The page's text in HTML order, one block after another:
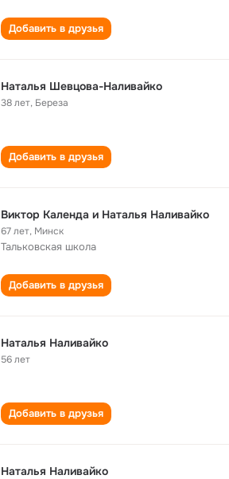
Добавить в друзья
Наталья Шевцова-Наливайко
38 лет, Береза
Добавить в друзья
Виктор Календа и Наталья Наливайко
67 лет, Минск
Тальковская школа
Добавить в друзья
Наталья Наливайко
56 лет
Добавить в друзья
Наталья Наливайко